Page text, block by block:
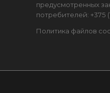
предусмотренных
потребителей: +375
Политика файлов